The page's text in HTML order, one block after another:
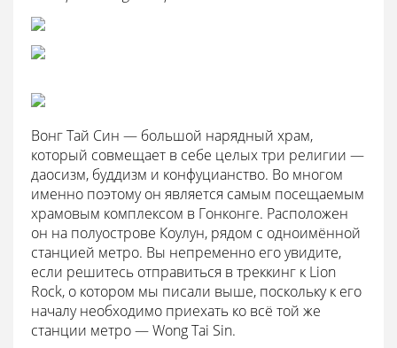
Вонг Тай Син — большой нарядный храм,
который совмещает в себе целых три религии —
даосизм, буддизм и конфуцианство. Во многом
именно поэтому он является самым посещаемым
храмовым комплексом в Гонконге. Расположен
он на полуострове Коулун, рядом с одноимённой
станцией метро. Вы непременно его увидите,
если решитесь отправиться в треккинг к Lion
Rock, о котором мы писали выше, поскольку к его
началу необходимо приехать ко всё той же
станции метро — Wong Tai Sin.